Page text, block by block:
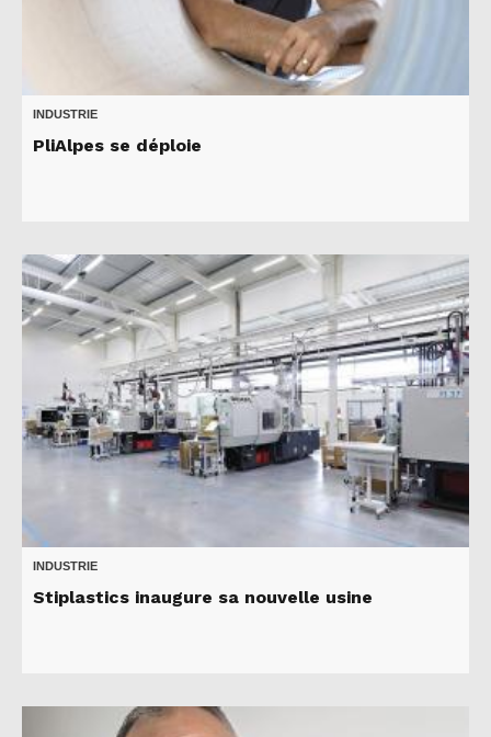
INDUSTRIE
PliAlpes se déploie
INDUSTRIE
Stiplastics inaugure sa nouvelle usine